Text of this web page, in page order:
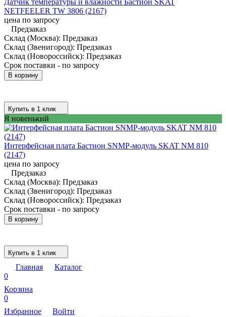
NETFEELER TW 3806 (2167)
цена по запросу
Предзаказ
Склад (Москва): Предзаказ
Склад (Звенигород): Предзаказ
Склад (Новороссийск): Предзаказ
Срок поставки - по запросу
В корзину
Купить в 1 клик
Я новенький
Интерфейсная плата Бастион SNMP-модуль SKAT NM 810
(2147)
цена по запросу
Предзаказ
Склад (Москва): Предзаказ
Склад (Звенигород): Предзаказ
Склад (Новороссийск): Предзаказ
Срок поставки - по запросу
В корзину
Купить в 1 клик
Главная
Каталог
0
Корзина
0
Избранное
Войти